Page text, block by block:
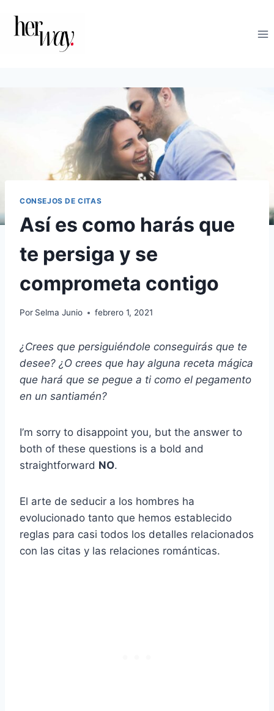
contenido
CONSEJOS DE CITAS
Así es como harás que
te persiga y se
comprometa contigo
Por Selma Junio febrero 1, 2021
¿Crees que persiguiéndole conseguirás que te
desee? ¿O crees que hay alguna receta mágica
que hará que se pegue a ti como el pegamento
en un santiamén?
I’m sorry to disappoint you, but the answer to
both of these questions is a bold and
straightforward NO.
El arte de seducir a los hombres ha
evolucionado tanto que hemos establecido
reglas para casi todos los detalles relacionados
con las citas y las relaciones románticas.